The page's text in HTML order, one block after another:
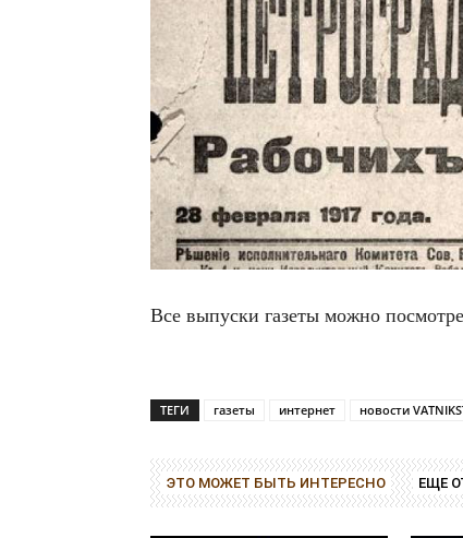
Все выпус­ки газе­ты мож­но
ТЕГИ газеты интернет новости
ЭТО МОЖЕТ БЫТЬ ИНТЕРЕСНО ЕЩЕ